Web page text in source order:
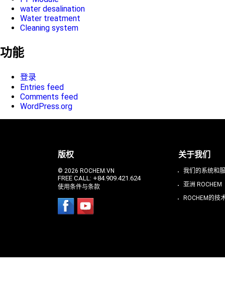
water desalination
Water treatment
Cleaning system
功能
登录
Entries feed
Comments feed
WordPress.org
版权
© 2026 ROCHEM.VN
FREE CALL: +84.909.421.624
使用条件与条款
关于我们
我们的系统和
亚洲 ROCHEM
ROCHEM的技